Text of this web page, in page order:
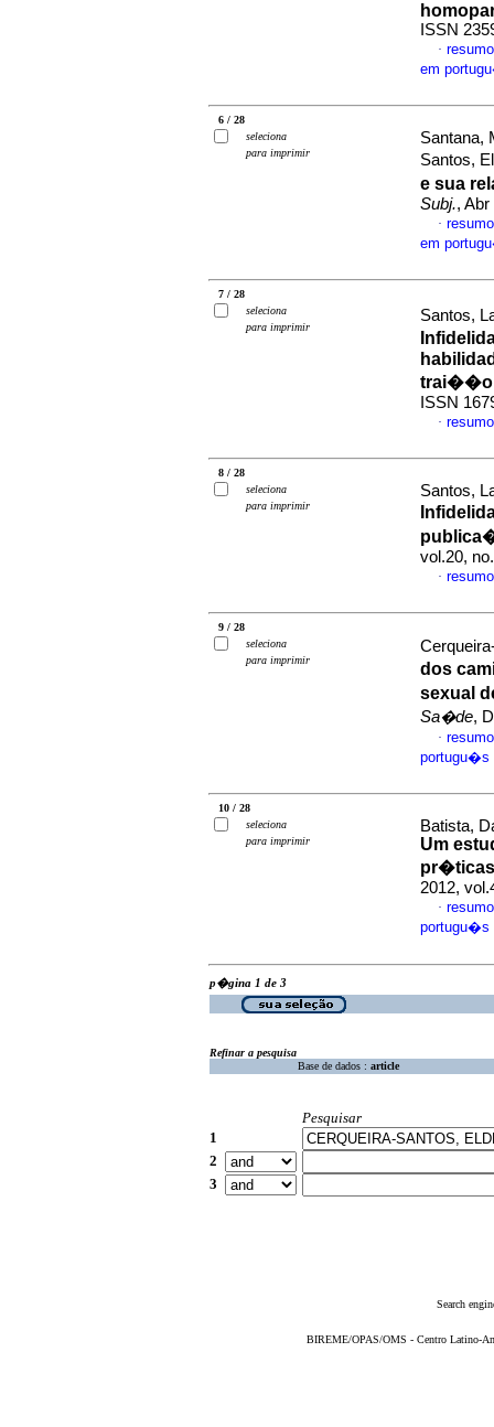
ISSN
·
em
6 / 28
seleciona
para imprimir
Santana,
Santos,
e sua
Subj.,
·
em
7 / 28
seleciona
para imprimir
Santos,
trai��o
ISSN
·
8 / 28
seleciona
para imprimir
Santos,
vol.20,
·
9 / 28
seleciona
para imprimir
dos
sexual
Sa�de,
·
portugu�s
10 / 28
seleciona
para imprimir
Batista,
Um
2012,
·
portugu�s
p�gina 1 de 3
Refinar a pesquisa
Base de dados : article
Pesquisar
1
2
3
Search
BIREME/OPAS/OMS - Centro Latino-